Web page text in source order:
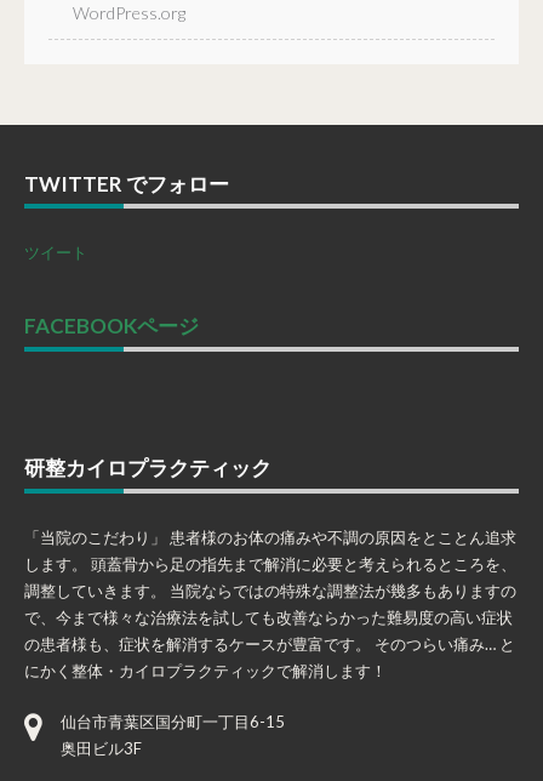
WordPress.org
TWITTER でフォロー
ツイート
FACEBOOKページ
研整カイロプラクティック
「当院のこだわり」 患者様のお体の痛みや不調の原因をとことん追求
します。 頭蓋骨から足の指先まで解消に必要と考えられるところを、
調整していきます。 当院ならではの特殊な調整法が幾多もありますの
で、今まで様々な治療法を試しても改善ならかった難易度の高い症状
の患者様も、症状を解消するケースが豊富です。 そのつらい痛み… と
にかく整体・カイロプラクティックで解消します！
仙台市青葉区国分町一丁目6-15
奥田ビル3F